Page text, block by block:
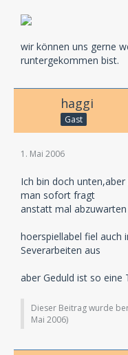
wir können uns gerne
runtergekommen bist.
haggi
Gast
1. Mai 2006
Ich bin doch
man sofort fragt
anstatt mal abzuwarten
hoerspiellabel fiel auch
Severarbeiten aus
aber Geduld ist so eine
Dieser Beitrag wurde
Mai 2006)